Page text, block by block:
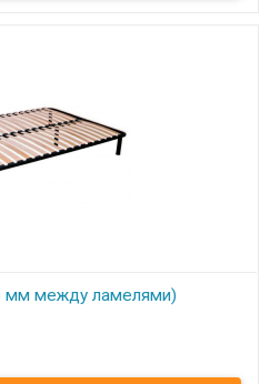
мм между ламелями)